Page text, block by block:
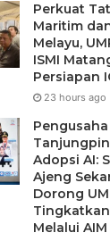
Perkuat
Maritim
Melayu,
ISMI
Persiapan
23 hours ago
Pengusaha
Adopsi AI:
Ajeng
Dorong
Melalui AIM